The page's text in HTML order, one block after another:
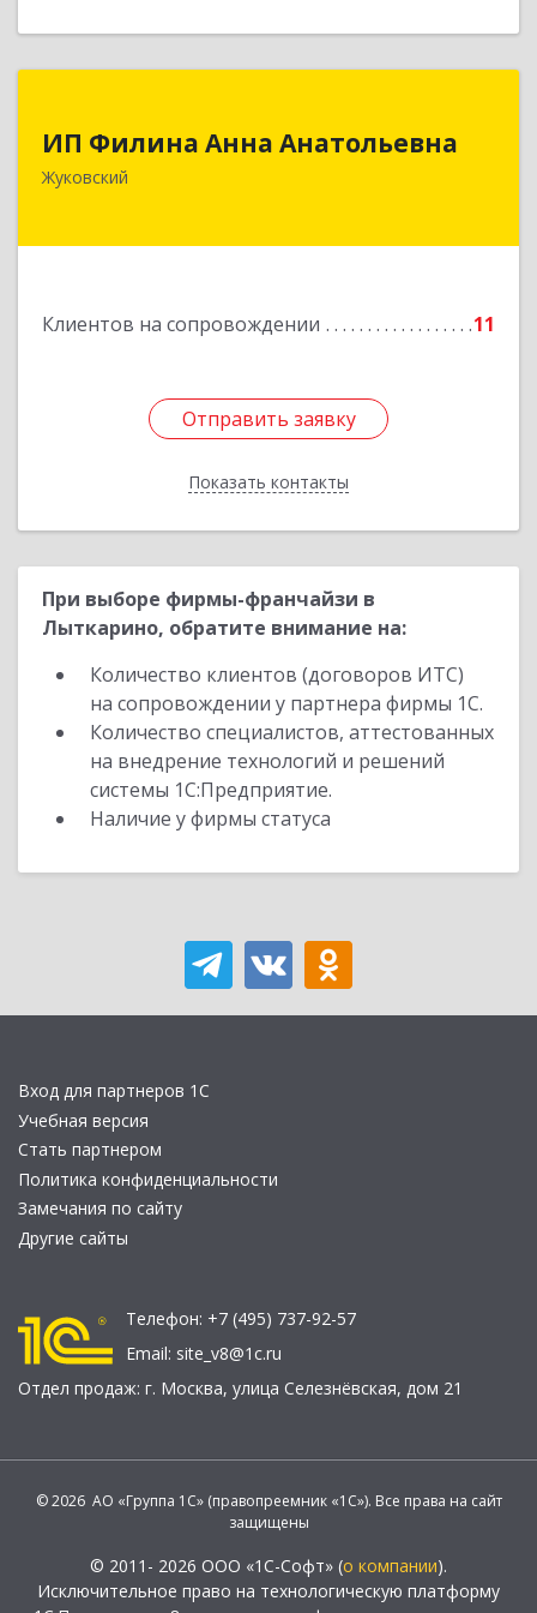
ИП Филина Анна Анатольевна
Жуковский
Клиентов на сопровождении 11
Отправить заявку
Показать контакты
Подробнее
Отправить заявку
Назад
При выборе фирмы-франчайзи в
Лыткарино, обратите внимание на:
Количество клиентов (договоров ИТС)
на сопровождении у партнера фирмы 1С.
Количество специалистов, аттестованных
на внедрение технологий и решений
системы 1С:Предприятие.
Наличие у фирмы статуса
Вход для партнеров 1С
Учебная версия
Стать партнером
Политика конфиденциальности
Замечания по сайту
Другие сайты
Телефон: +7 (495) 737-92-57
Email: site_v8@1c.ru
Отдел продаж: г. Москва, улица Селезнёвская, дом 21
© 2026 АО «Группа 1С» (правопреемник «1С»). Все права на сайт
защищены
© 2011- 2026 ООО «1С-Софт» (о компании).
Исключительное право на технологическую платформу